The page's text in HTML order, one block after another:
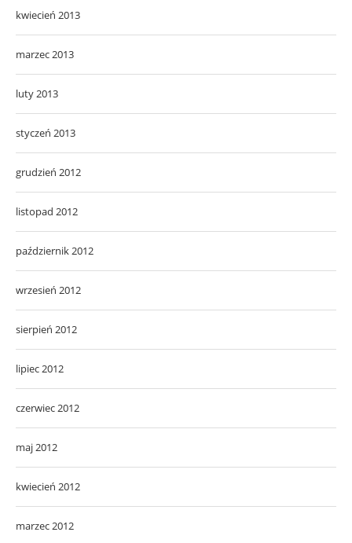
kwiecień 2013
marzec 2013
luty 2013
styczeń 2013
grudzień 2012
listopad 2012
październik 2012
wrzesień 2012
sierpień 2012
lipiec 2012
czerwiec 2012
maj 2012
kwiecień 2012
marzec 2012